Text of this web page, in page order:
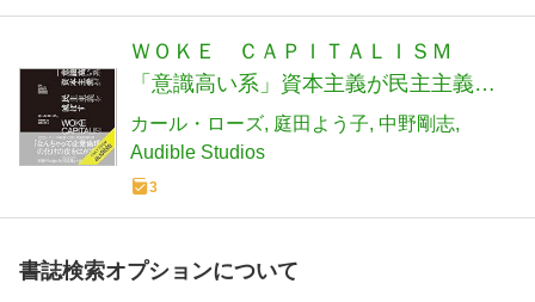
ＷＯＫＥ ＣＡＰＩＴＡＬＩＳＭ
「意識高い系」資本主義が民主主義を
滅ぼす
カール・ローズ 庭田よう子 中野剛志
Audible Studios
3
書誌検索オプションについて